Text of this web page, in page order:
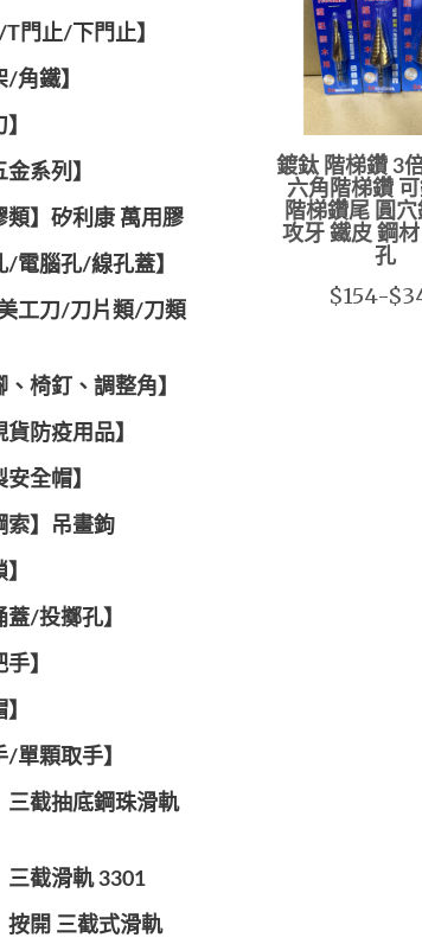
T門止/下門止】
/角鐵】
金系列】
類】矽利康 萬用膠
/電腦孔/線孔蓋】
工刀/刀片類/刀類
、椅釘、調整角】
貨防疫用品】
安全帽】
索】吊畫鉤
蓋/投擲孔】
手】
/單顆取手】
三截抽底鋼珠滑軌
三截滑軌 3301
按開 三截式滑軌
鍍鈦 階梯鑽 3
六角階梯鑽
階梯鑽尾 圓
攻牙 鐵皮 鋼
孔
$154-